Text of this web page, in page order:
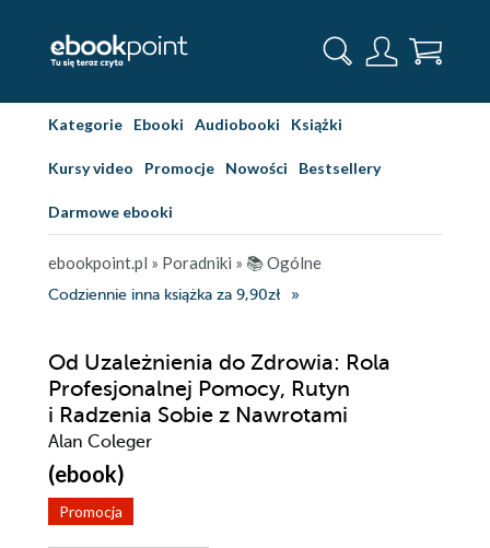
Kategorie Ebooki Audiobooki Książki
Kursy video Promocje Nowości Bestsellery
Darmowe ebooki
ebookpoint.pl » Poradniki » 📚 Ogólne
Codziennie inna książka za 9,90zł
Od Uzależnienia do Zdrowia: Rola
Profesjonalnej Pomocy, Rutyn
i Radzenia Sobie z Nawrotami
Alan Coleger
(ebook)
Promocja